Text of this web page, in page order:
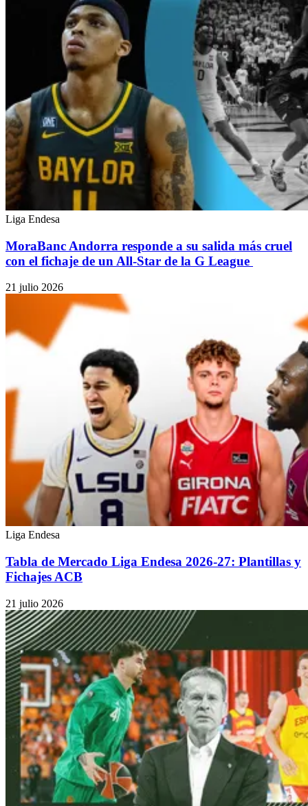
Liga Endesa
MoraBanc Andorra responde a su salida más cruel
con el fichaje de un All-Star de la G League
21 julio 2026
Liga Endesa
Tabla de Mercado Liga Endesa 2026-27: Plantillas y
Fichajes ACB
21 julio 2026